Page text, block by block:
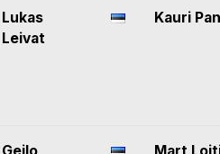
Lukas
Leivat
Kauri